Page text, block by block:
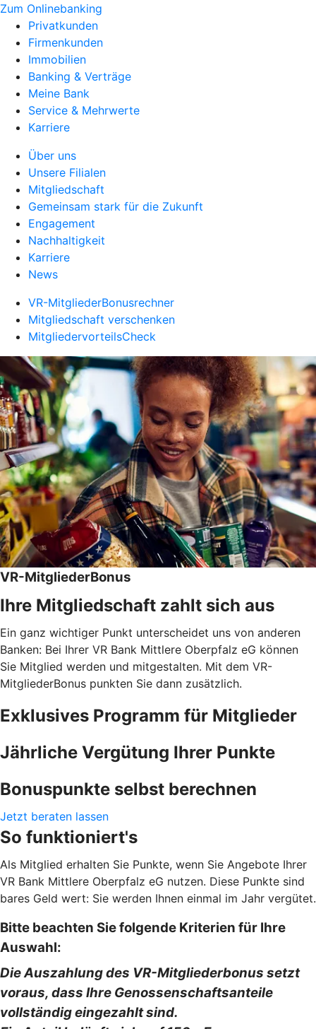
Zum Onlinebanking
Privatkunden
Firmenkunden
Immobilien
Banking & Verträge
Meine Bank
Service & Mehrwerte
Karriere
Über uns
Unsere Filialen
Mitgliedschaft
Gemeinsam stark für die Zukunft
Engagement
Nachhaltigkeit
Karriere
News
VR-MitgliederBonusrechner
Mitgliedschaft verschenken
MitgliedervorteilsCheck
VR-MitgliederBonus
Ihre Mitgliedschaft zahlt sich aus
Ein ganz wichtiger Punkt unterscheidet uns von anderen
Banken: Bei Ihrer VR Bank Mittlere Oberpfalz eG können
Sie Mitglied werden und mitgestalten. Mit dem VR-
MitgliederBonus punkten Sie dann zusätzlich.
Exklusives Programm für Mitglieder
Jährliche Vergütung Ihrer Punkte
Bonuspunkte selbst berechnen
Jetzt beraten lassen
So funktioniert's
Als Mitglied erhalten Sie Punkte, wenn Sie Angebote Ihrer
VR Bank Mittlere Oberpfalz eG nutzen. Diese Punkte sind
bares Geld wert: Sie werden Ihnen einmal im Jahr vergütet.
Bitte beachten Sie folgende Kriterien für Ihre
Auswahl:
Die Auszahlung des VR-Mitgliederbonus setzt
voraus, dass Ihre Genossenschaftsanteile
vollständig eingezahlt sind.